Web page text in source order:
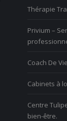
Thérapie
Privium –
Coach De
Cabinets à
Centre
bien-être.